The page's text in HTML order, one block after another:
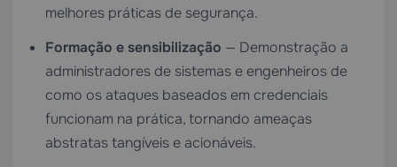
melhores práticas de segurança.
Formação e sensibilização — Demonstração a
administradores de sistemas e engenheiros de
como os ataques baseados em credenciais
funcionam na prática, tornando ameaças
abstratas tangíveis e acionáveis.